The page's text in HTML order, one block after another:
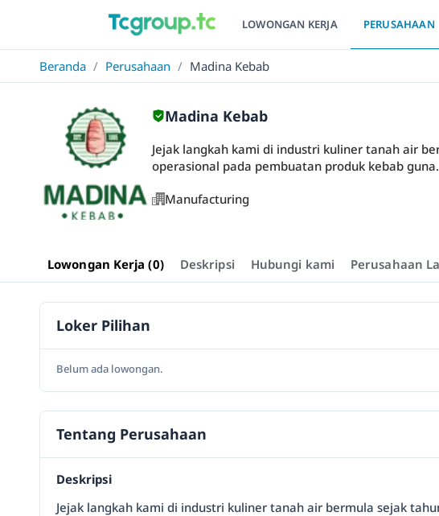
LOWONGAN KERJA PERUSAHAAN
Beranda / Perusahaan / Madina Kebab
Madina Kebab
Jejak langkah kami di industri kuliner tanah air
operasional pada pembuatan produk kebab
Manufacturing
Lowongan Kerja (0) Deskripsi Hubungi kami Perusahaan
Loker Pilihan
Belum ada lowongan.
Tentang Perusahaan
Deskripsi
Jejak langkah kami di industri kuliner tanah air bermula sejak